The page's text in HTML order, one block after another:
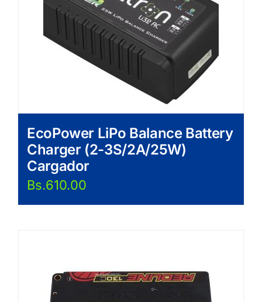
EcoPower LiPo Balance Battery
Charger (2-3S/2A/25W)
Cargador
Bs.610.00